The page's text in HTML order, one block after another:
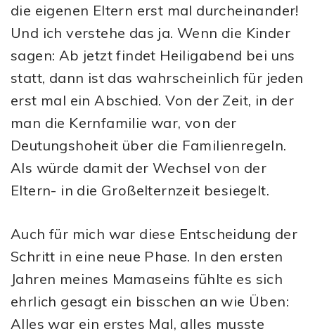
die eigenen Eltern erst mal durcheinander!
Und ich verstehe das ja. Wenn die Kinder
sagen: Ab jetzt findet Heiligabend bei uns
statt, dann ist das wahrscheinlich für jeden
erst mal ein Abschied. Von der Zeit, in der
man die Kernfamilie war, von der
Deutungshoheit über die Familienregeln.
Als würde damit der Wechsel von der
Eltern- in die Großelternzeit besiegelt.
Auch für mich war diese Entscheidung der
Schritt in eine neue Phase. In den ersten
Jahren meines Mamaseins fühlte es sich
ehrlich gesagt ein bisschen an wie Üben:
Alles war ein erstes Mal, alles musste